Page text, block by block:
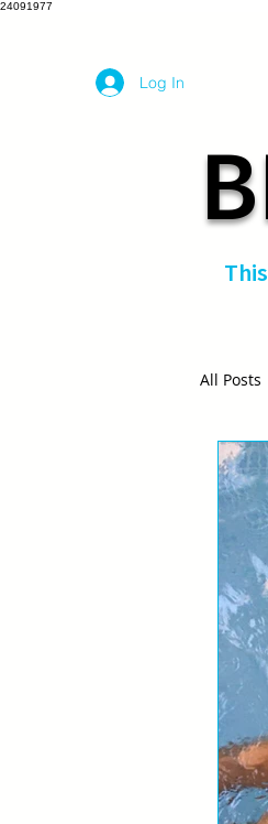
24091977
Log In
All Posts